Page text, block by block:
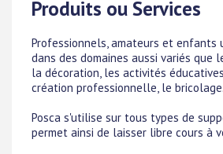
Produits ou Services
Professionnels, amateurs et enfants
dans des domaines aussi variés que
la décoration, les activités
création professionnelle, le
Posca s'utilise sur tous types de
permet ainsi de laisser libre cours à